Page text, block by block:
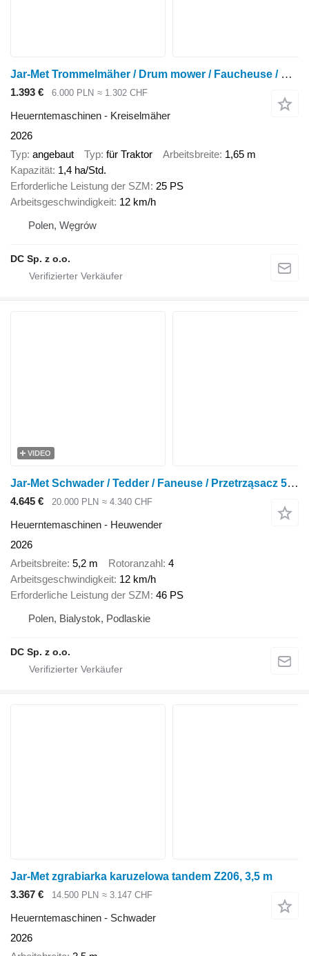
Jar-Met Trommelmäher / Drum mower / Faucheuse / Falciatrice 1,65 m
1.393 € 6.000 PLN ≈ 1.302 CHF
Heuerntemaschinen - Kreiselmäher
2026
Typ angebaut Typ für Traktor Arbeitsbreite 1,65 m
Kapazität 1,4 ha/Std.
Erforderliche Leistung der SZM 25 PS
Arbeitsgeschwindigkeit 12 km/h
Polen, Węgrów
DC Sp. z o.o.
VIDEO
Jar-Met Schwader / Tedder / Faneuse / Przetrząsacz 5,2 m
4.645 € 20.000 PLN ≈ 4.340 CHF
Heuerntemaschinen - Heuwender
2026
Arbeitsbreite 5,2 m Rotoranzahl 4
Arbeitsgeschwindigkeit 12 km/h
Erforderliche Leistung der SZM 46 PS
Polen, Bialystok, Podlaskie
DC Sp. z o.o.
Jar-Met zgrabiarka karuzelowa tandem Z206, 3,5 m
3.367 €
14.500 PLN ≈ 3.147 CHF
Heuerntemaschinen - Schwader
2026